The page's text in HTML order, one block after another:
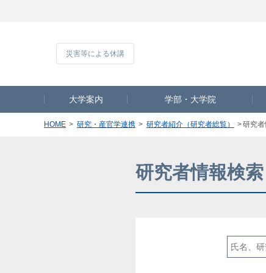
大学案内 学部・大学院
HOME 研究・産官学連携 研究者紹介（研究者総覧） 研究
研究者情報検索